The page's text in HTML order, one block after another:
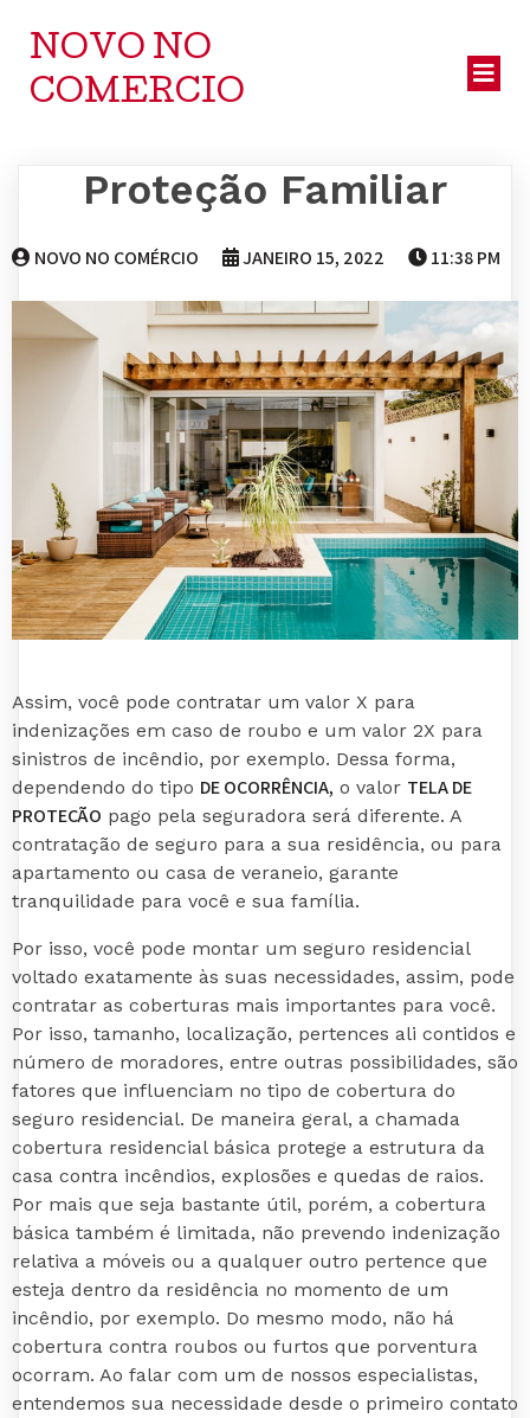
NOVO NO
COMERCIO
Proteção Familiar
NOVO NO COMÉRCIO JANEIRO 15, 2022 11:38 PM
Assim, você pode contratar um valor X para
indenizações em caso de roubo e um valor 2X para
sinistros de incêndio, por exemplo. Dessa forma,
dependendo do tipo DE OCORRÊNCIA, o valor TELA DE
PROTEÇÃO pago pela seguradora será diferente. A
contratação de seguro para a sua residência, ou para
apartamento ou casa de veraneio, garante
tranquilidade para você e sua família.
Por isso, você pode montar um seguro residencial
voltado exatamente às suas necessidades, assim, pode
contratar as coberturas mais importantes para você.
Por isso, tamanho, localização, pertences ali contidos e
número de moradores, entre outras possibilidades, são
fatores que influenciam no tipo de cobertura do
seguro residencial. De maneira geral, a chamada
cobertura residencial básica protege a estrutura da
casa contra incêndios, explosões e quedas de raios.
Por mais que seja bastante útil, porém, a cobertura
básica também é limitada, não prevendo indenização
relativa a móveis ou a qualquer outro pertence que
esteja dentro da residência no momento de um
incêndio, por exemplo. Do mesmo modo, não há
cobertura contra roubos ou furtos que porventura
ocorram. Ao falar com um de nossos especialistas,
entendemos sua necessidade desde o primeiro contato